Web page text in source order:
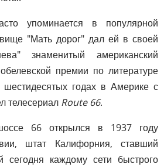
упоминается в популярной
"Мать дорог" дал ей в своей
знаменитый американский
премии по литературе
годах в Америке с
телесериал Route 66.
66 открылся в 1937 году
штат Калифорния, ставший
сегодня каждому сети быстрого